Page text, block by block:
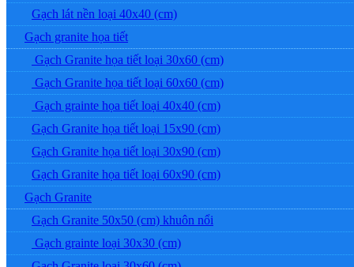
Gạch lát nền loại 40x40 (cm)
Gạch granite họa tiết
Gạch Granite họa tiết loại 30x60 (cm)
Gạch Granite họa tiết loại 60x60 (cm)
Gạch grainte họa tiết loại 40x40 (cm)
Gạch Granite họa tiết loại 15x90 (cm)
Gạch Granite họa tiết loại 30x90 (cm)
Gạch Granite họa tiết loại 60x90 (cm)
Gạch Granite
Gạch Granite 50x50 (cm) khuôn nổi
Gạch grainte loại 30x30 (cm)